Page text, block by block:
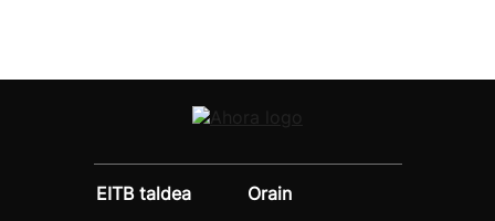
EITB taldea
Orain